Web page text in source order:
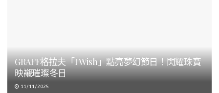
GRAFF格拉夫「I Wish」點亮夢幻節日！閃耀珠寶
映襯璀璨冬日
11/11/2025